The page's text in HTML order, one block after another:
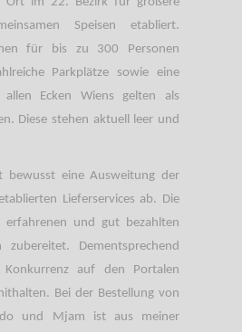
Speisen etabliert.
für bis zu 300 Personen
Parkplätze sowie eine
Ecken Wiens gelten als
Diese stehen aktuell leer und
bewusst eine Ausweitung der
Lieferservices ab. Die
erfahrenen und gut bezahlten
zubereitet. Dementsprechend
auf den Portalen
Bei der Bestellung von
und Mjam ist aus meiner